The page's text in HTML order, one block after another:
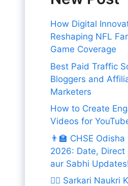
How Digital
Reshaping NFL
Game Coverage
Best Paid Traffic
Bloggers and
Marketers
How to Create
Videos for
👨‍🏫 CHSE
2026: Date, Direct
aur Sabhi
👨‍✈️ Sarkari Naukri